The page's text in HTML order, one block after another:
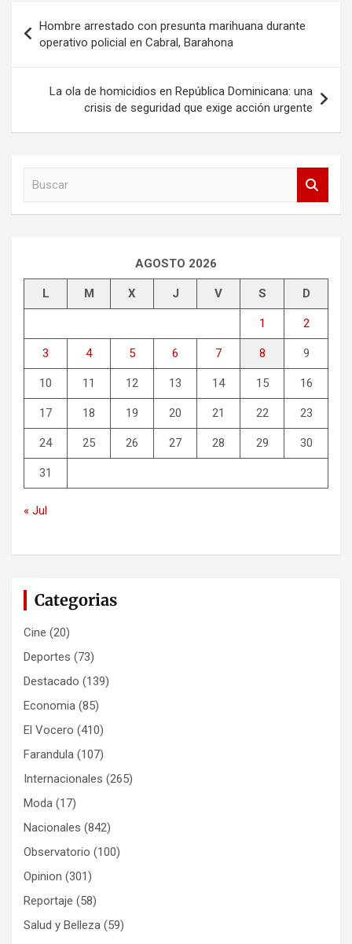
Navegación
de
entradas
Hombre arrestado con presunta marihuana durante
operativo policial en Cabral, Barahona
La ola de homicidios en República Dominicana: una
crisis de seguridad que exige acción urgente
AGOSTO 2026
L M X J V S D
1 2
3 4 5 6 7 8 9
10 11 12 13 14 15 16
17 18 19 20 21 22 23
24 25 26 27 28 29 30
31
« Jul
Categorias
Cine (20)
Deportes (73)
Destacado (139)
Economia (85)
El Vocero (410)
Farandula (107)
Internacionales (265)
Moda (17)
Nacionales (842)
Observatorio (100)
Opinion (301)
Reportaje (58)
Salud y Belleza (59)